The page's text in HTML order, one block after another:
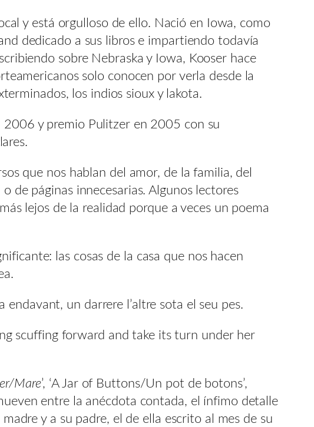
y está orgulloso de ello. Nació en Iowa, como
dedicado a sus libros e impartiendo todavía
sobre Nebraska y Iowa, Kooser hace
solo conocen por verla desde la
los indios sioux y lakota.
2006 y premio Pulitzer en 2005 con su
que nos hablan del amor, de la familia, del
de páginas innecesarias. Algunos lectores
lejos de la realidad porque a veces un poema
las cosas de la casa que nos hacen
endavant, un darrere l’altre sota el seu pes.
scuffing forward and take its turn under her
Mare’, ‘A Jar of Buttons/Un pot de botons’,
entre la anécdota contada, el ínfimo detalle
y a su padre, el de ella escrito al mes de su